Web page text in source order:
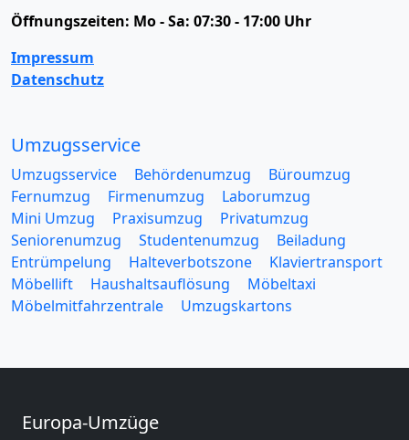
Öffnungszeiten: Mo - Sa: 07:30 - 17:00 Uhr
Impressum
Datenschutz
Umzugsservice
Umzugsservice Behördenumzug
Büroumzug
Fernumzug
Firmenumzug
Laborumzug
Mini Umzug
Praxisumzug
Privatumzug
Seniorenumzug
Studentenumzug
Beiladung
Entrümpelung
Halteverbotszone
Klaviertransport
Möbellift
Haushaltsauflösung
Möbeltaxi
Möbelmitfahrzentrale
Umzugskartons
Europa-Umzüge